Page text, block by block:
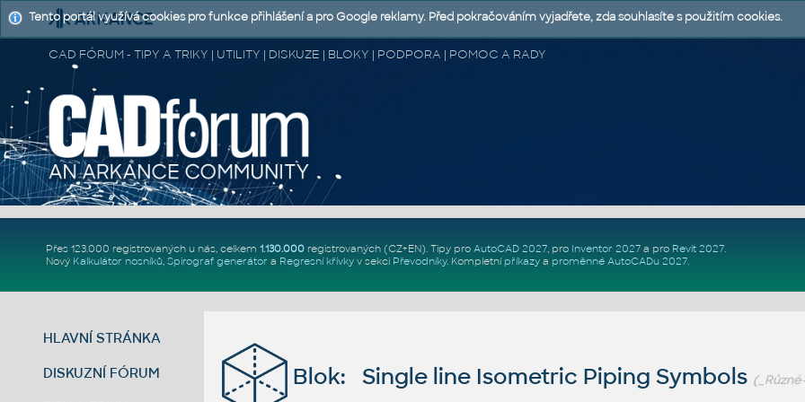
CAD FÓRUM - TIPY A TRIKY | UTILITY | DISKUZE | BLOKY | PODPORA | POMOC A RADY
Přes 123.000 registrovaných u nás, celkem 1.130.000registrovaných (CZ+EN). Tipy pro AutoCAD 2027, pro Inventor 2027a pro Revit 2027.
Nový Kalkulátor nosníků, Spirograf generátor a Regresní křivkyv sekci Převodníky. Kompletní příkazya proměnné AutoCADu 2027.
HLAVNÍ STRÁNKA
DISKUZNÍ FÓRUM Blok: Single line Isometric Piping Symbols
Tento portál využívá cookies pro funkce přihlášení a pro Google reklamy. Před pokračováním vyjadřete, zda souhlasíte s použitím cookies.